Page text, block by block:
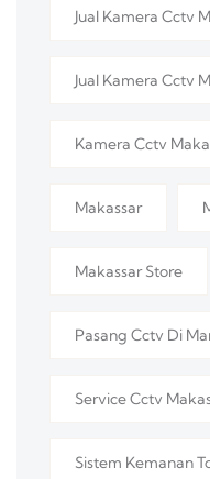
Jual Kamera Cctv
Jual Kamera Cctv
Kamera Cctv
Makassar
Makassar Store
Pasang Cctv Di
Service Cctv
Sistem Kemanan